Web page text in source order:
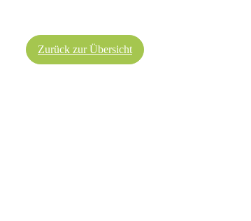
Zurück zur Übersicht